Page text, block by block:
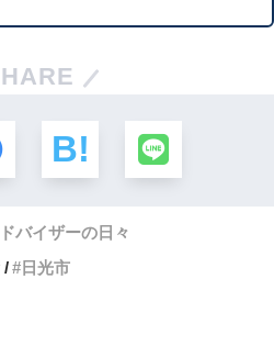
バイザーの日々
日光市